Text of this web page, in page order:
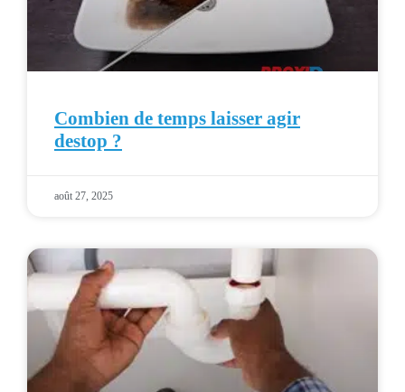
Combien de temps laisser agir
destop ?
août 27, 2025